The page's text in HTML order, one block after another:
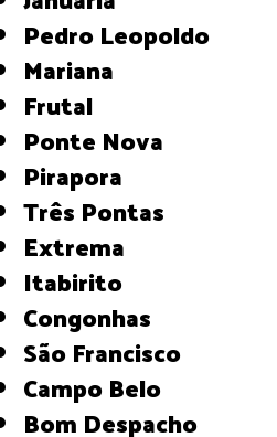
Pedro Leopoldo
Mariana
Frutal
Ponte Nova
Pirapora
Três Pontas
Extrema
Itabirito
Congonhas
São Francisco
Campo Belo
Bom Despacho